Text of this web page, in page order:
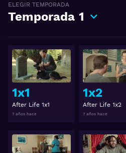
ELEGIR TEMPORADA
Temporada 1
1x1
After Life 1x1
7 años hace
Ver
1x2
After Life 1x2
7 años hace
Ver